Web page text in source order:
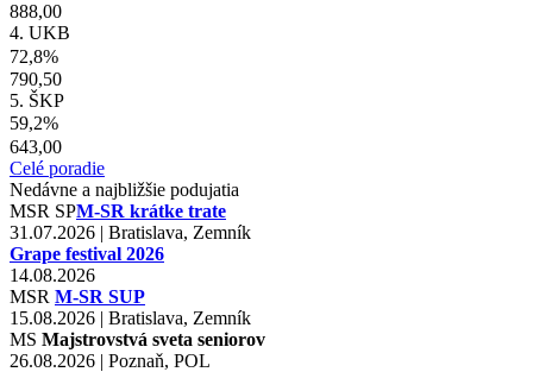
888,00
4. UKB
72,8%
790,50
5. ŠKP
59,2%
643,00
Celé poradie
Nedávne a najbližšie podujatia
MSR SPM-SR krátke trate
31.07.2026 | Bratislava, Zemník
Grape festival 2026
14.08.2026
MSR M-SR SUP
15.08.2026 | Bratislava, Zemník
MS Majstrovstvá sveta seniorov
26.08.2026 | Poznaň, POL